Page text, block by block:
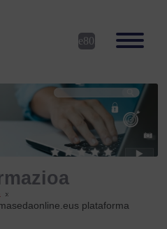
»
plataforma